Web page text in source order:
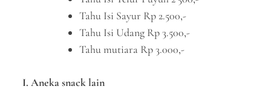
Tahu Isi Sayur Rp 2.500,-
Tahu Isi Udang Rp 3.500,-
Tahu mutiara Rp 3.000,-
I. Aneka snack lain